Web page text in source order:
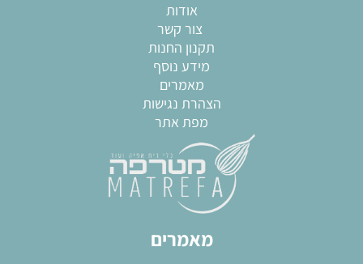
אודות
צור קשר
תקנון החנות
מידע נוסף
מאמרים
הצהרת נגישות
מפת אתר
מאמרים